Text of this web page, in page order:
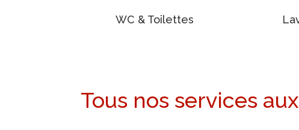
WC & Toilettes
Tous nos services